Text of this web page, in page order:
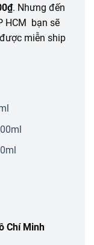
. Nhưng đến
HCM bạn sẽ
miễn ship
Chí Minh